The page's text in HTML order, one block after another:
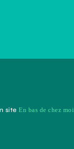
site En bas de chez moi